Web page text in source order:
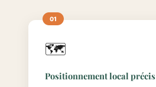
🗺️
Positionnement local précis